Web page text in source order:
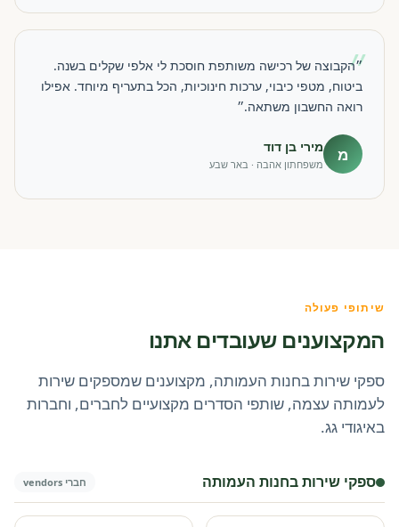
״
״הקבוצה של רכישה משותפת חוסכת לי אלפי שקלים בשנה.
ביטוח, מטפי כיבוי, ערכות חינוכיות, הכל בתעריף מיוחד. אפילו
רואה החשבון משתאה.״
מ מירי בן דוד
משפחתון אהבה · באר שבע
שיתופי פעולה
המקצוענים שעובדים אתנו
ספקי שירות בחנות העמותה, מקצוענים שמספקים שירות
לעמותה עצמה, שותפי הסדרים מקצועיים לחברים, וחברות
באיגודי גג.
ספקי שירות בחנות העמותה חברי vendors